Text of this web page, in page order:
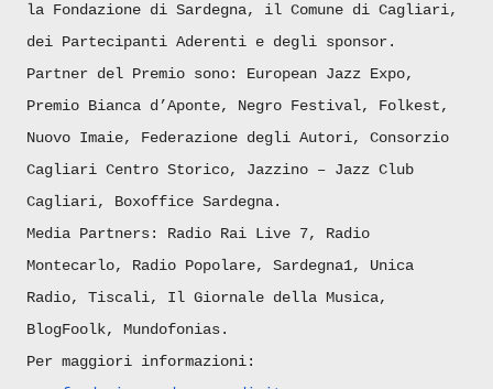
la Fondazione di Sardegna, il Comune di Cagliari,
dei Partecipanti Aderenti e degli sponsor.
Partner del Premio sono: European Jazz Expo,
Premio Bianca d’Aponte, Negro Festival, Folkest,
Nuovo Imaie, Federazione degli Autori, Consorzio
Cagliari Centro Storico, Jazzino – Jazz Club
Cagliari, Boxoffice Sardegna.
Media Partners: Radio Rai Live 7, Radio
Montecarlo, Radio Popolare, Sardegna1, Unica
Radio, Tiscali, Il Giornale della Musica,
BlogFoolk, Mundofonias.
Per maggiori informazioni: